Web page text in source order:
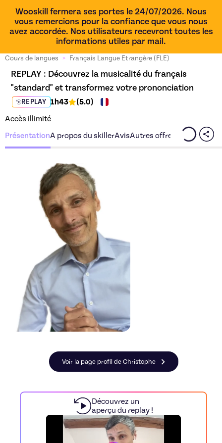
Wooskill fermera ses portes le 24/07/2026. Nous
vous remercions pour la confiance que vous nous
avez accordée. Nos utilisateurs recevront toutes les
informations utiles par mail.
Cours de langues > Français Langue Etrangère (FLE)
REPLAY : Découvrez la musicalité du français
"standard" et transformez votre prononciation
REPLAY 1h43 (5.0)
Accès illimité
PrésentationA propos du skillerAvisAutres offres du skiller
Voir la page profil de Christophe
Découvrez un
aperçu du replay !